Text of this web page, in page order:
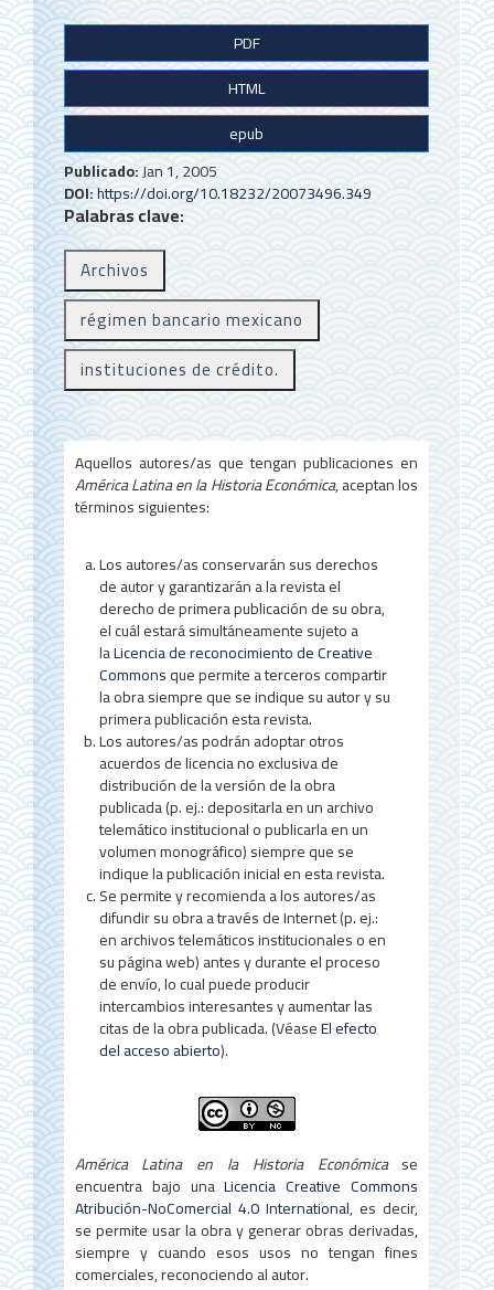
B
a
r
r
a
l
a
t
e
r
a
l
d
e
l
a
r
t
í
c
u
l
o
PDF
HTML
epub
Publicado:Jan 1, 2005
DOI:https://doi.org/10.18232/20073496.349
Palabras clave:
Archivos
régimen bancario mexicano
instituciones de crédito.
Aquellos autores/as que tengan publicaciones en
América Latina en la Historia Económica, aceptan los
términos siguientes:
Los autores/as conservarán sus derechos
de autor y garantizarán a la revista el
derecho de primera publicación de su obra,
el cuál estará simultáneamente sujeto a
laLicencia de reconocimiento de Creative
Commonsque permite a terceros compartir
la obra siempre que se indique su autor y su
primera publicación esta revista.
Los autores/as podrán adoptar otros
acuerdos de licencia no exclusiva de
distribución de la versión de la obra
publicada (p. ej.: depositarla en un archivo
telemático institucional o publicarla en un
volumen monográfico) siempre que se
indique la publicación inicial en esta revista.
Se permite y recomienda a los autores/as
difundir su obra a través de Internet (p. ej.:
en archivos telemáticos institucionales o en
su página web) antes y durante el proceso
de envío, lo cual puede producir
intercambios interesantes y aumentar las
citas de la obra publicada. (VéaseEl efecto
del acceso abierto).
América Latina en la Historia Económicase
encuentra bajo unaLicencia Creative Commons
Atribución-NoComercial 4.0 International, es decir,
se permite usar la obra y generar obras derivadas,
siempre y cuando esos usos no tengan fines
comerciales, reconociendo al autor.